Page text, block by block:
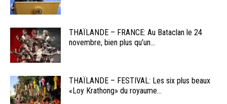
THAÏLANDE – FRANCE: Au Bataclan le 24
novembre, bien plus qu’un...
THAÏLANDE – FESTIVAL: Les six plus beaux
«Loy Krathong» du royaume...